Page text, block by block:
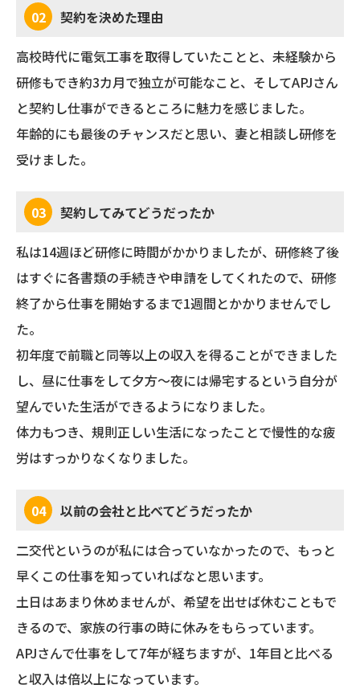
02 契約を決めた理由
高校時代に電気工事を取得していたことと、未経験から
研修もでき約3カ月で独立が可能なこと、そしてAPJさん
と契約し仕事ができるところに魅力を感じました。
年齢的にも最後のチャンスだと思い、妻と相談し研修を
受けました。
03 契約してみてどうだったか
私は14週ほど研修に時間がかかりましたが、研修終了後
はすぐに各書類の手続きや申請をしてくれたので、研修
終了から仕事を開始するまで1週間とかかりませんでし
た。
初年度で前職と同等以上の収入を得ることができました
し、昼に仕事をして夕方～夜には帰宅するという自分が
望んでいた生活ができるようになりました。
体力もつき、規則正しい生活になったことで慢性的な疲
労はすっかりなくなりました。
04 以前の会社と比べてどうだったか
二交代というのが私には合っていなかったので、もっと
早くこの仕事を知っていればなと思います。
土日はあまり休めませんが、希望を出せば休むこともで
きるので、家族の行事の時に休みをもらっています。
APJさんで仕事をして7年が経ちますが、1年目と比べる
と収入は倍以上になっています。